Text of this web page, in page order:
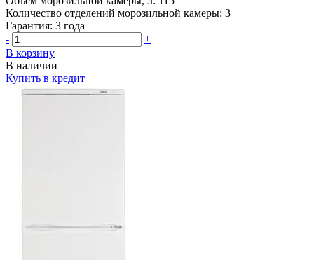
Количество отделений морозильной камеры: 3
Гарантия: 3 года
-
+
В корзину
В наличии
Купить в кредит